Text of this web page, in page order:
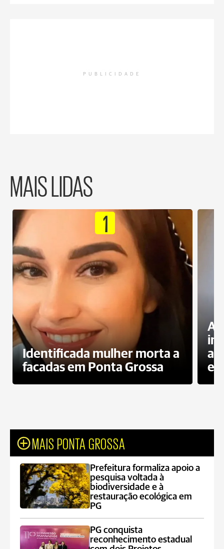
PUBLICIDADE
MAIS LIDAS
1
Identificada mulher morta a
facadas em Ponta Grossa
MAIS PONTA GROSSA
Prefeitura formaliza apoio a
pesquisa voltada à
biodiversidade e à
restauração ecológica em
PG
PG conquista
reconhecimento estadual